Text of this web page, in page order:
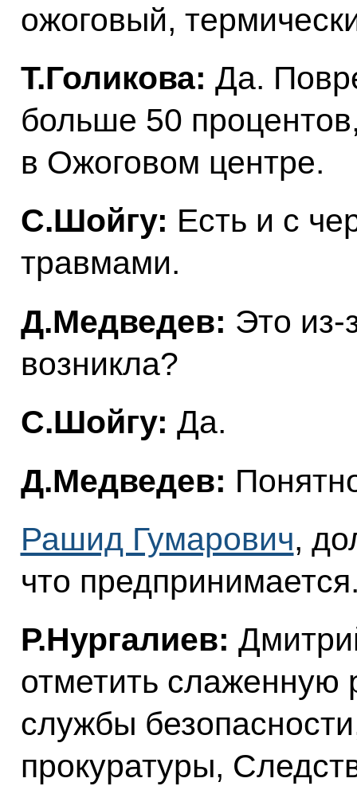
ожоговый,
Т.Голикова: Да.
больше 50
в Ожоговом центре.
С.Шойгу: Есть и с
травмами.
Д.Медведев: Это
возникла?
С.Шойгу: Да.
Д.Медведев:
Рашид Гумарович,
что
Р.Нургалиев:
отметить слаженную
службы
прокуратуры,